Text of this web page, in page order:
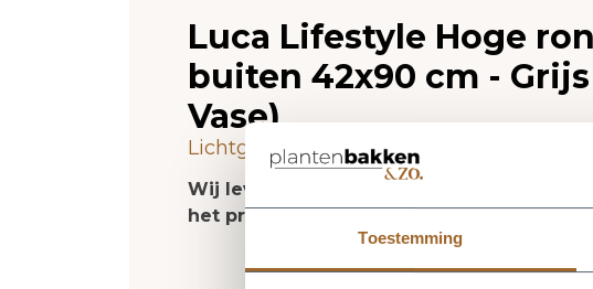
Toestemming
Luca Lifestyle Hoge
buiten 42x90 cm -
Vase)
Lichtgewicht plantenbak. Vorstbestendig
Wij leveren rechtstreeks vanuit het
het product niet op voorraad zijn, nemen